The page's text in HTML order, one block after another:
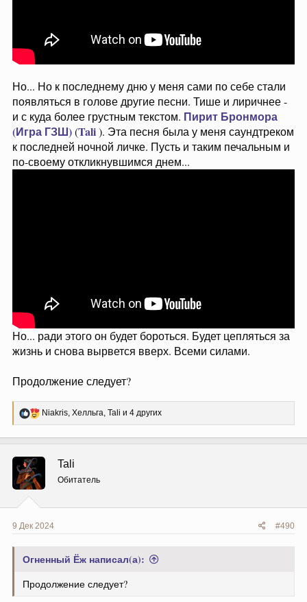
Но... Но к последнему дню у меня сами по себе стали
появляться в голове другие песни. Тише и лиричнее -
и с куда более грустным текстом. Пирит Бронмора
(Игра ГЗШ)(Tali). Эта песня была у меня саундтреком
к последней ночной личке. Пусть и таким печальным и
по-своему откликнувшимся днем...
Но... ради этого он будет бороться. Будет цепляться за
жизнь и снова вырвется вверх. Всеми силами.
Продолжение следует?
Р
е
ц
и
:
Niakris, Хелльга, Tali и 4 других
Tali
Обитатель
9 Дек 2024 #490
Огненный Ёж написал(а):
Продолжение следует?